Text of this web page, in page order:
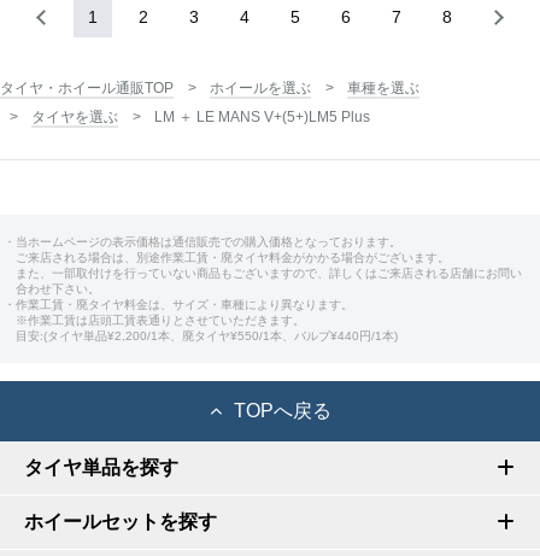
1 2 3 4 5 6 7 8
タイヤ・ホイール通販TOP ホイールを選ぶ
車種を選ぶ
タイヤを選ぶ
LM ＋ LE MANS V+(5+)LM5 Plus
・当ホームページの表示価格は通信販売での購入価格となっております。
ご来店される場合は、別途作業工賃・廃タイヤ料金がかかる場合がございます。
また、一部取付けを行っていない商品もございますので、詳しくはご来店される店舗にお問い
合わせ下さい。
・作業工賃・廃タイヤ料金は、サイズ・車種により異なります。
※作業工賃は店頭工賃表通りとさせていただきます。
目安:(タイヤ単品¥2,200/1本、廃タイヤ¥550/1本、バルブ¥440円/1本)
TOPへ戻る
タイヤ単品を探す
ホイールセットを探す